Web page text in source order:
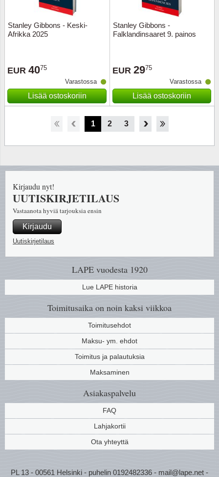
Stanley Gibbons - Keski-
Afrikka 2025
EUR 4075
Varastossa
Lisää ostoskoriin
Stanley Gibbons -
Falklandinsaaret 9. painos
EUR 2975
Varastossa
Lisää ostoskoriin
1 2 3 4 5
LAPE vuodesta 1920
Lue LAPE historia
Toimitusaika on noin kaksi viikkoa
Toimitusehdot
Maksu- ym. ehdot
Toimitus ja palautuksia
Maksaminen
Asiakaspalvelu
FAQ
Lahjakortii
Ota yhteyttä
Kirjaudu nyt!
UUTISKIRJETILAUS
Vastaanota hyviä tarjouksia ensin
Kirjaudu
Uutiskirjetilaus
PL 13 - 00561 Helsinki - puhelin 0192482336 - mail@lape.net -